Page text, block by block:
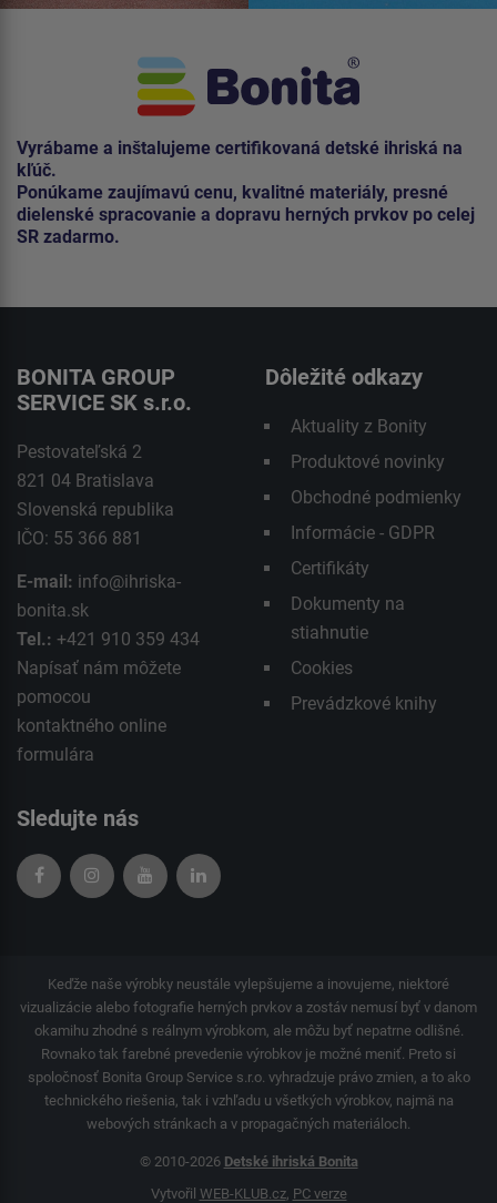
Vyrábame a inštalujeme certifikovaná detské ihriská na
kľúč.
Ponúkame zaujímavú cenu, kvalitné materiály, presné
dielenské spracovanie a dopravu herných prvkov po celej
SR zadarmo.
BONITA GROUP
SERVICE SK s.r.o.
Pestovateľská 2
821 04 Bratislava
Slovenská republika
IČO: 55 366 881
E-mail: info@ihriska-
bonita.sk
Tel.: +421 910 359 434
Napísať nám môžete
pomocou
kontaktného online
formulára
Dôležité odkazy
Aktuality z Bonity
Produktové novinky
Obchodné podmienky
Informácie - GDPR
Certifikáty
Dokumenty na
stiahnutie
Cookies
Prevádzkové knihy
Sledujte nás
Keďže naše výrobky neustále vylepšujeme a inovujeme, niektoré
vizualizácie alebo fotografie herných prvkov a zostáv nemusí byť v danom
okamihu zhodné s reálnym výrobkom, ale môžu byť nepatrne odlišné.
Rovnako tak farebné prevedenie výrobkov je možné meniť. Preto si
spoločnosť Bonita Group Service s.r.o. vyhradzuje právo zmien, a to ako
technického riešenia, tak i vzhľadu u všetkých výrobkov, najmä na
webových stránkach a v propagačných materiáloch.
© 2010-2026 Detské ihriská Bonita
Vytvořil WEB-KLUB.cz, PC verze